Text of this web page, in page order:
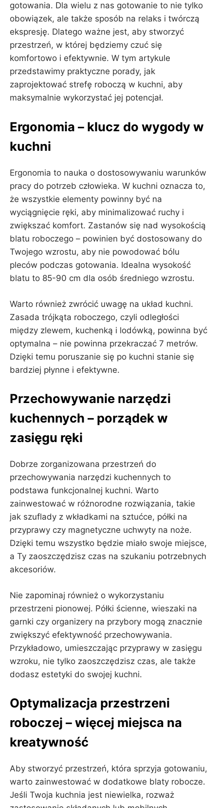
gotowania. Dla wielu z nas gotowanie to nie tylko
obowiązek, ale także sposób na relaks i twórczą
ekspresję. Dlatego ważne jest, aby stworzyć
przestrzeń, w której będziemy czuć się
komfortowo i efektywnie. W tym artykule
przedstawimy praktyczne porady, jak
zaprojektować strefę roboczą w kuchni, aby
maksymalnie wykorzystać jej potencjał.
Ergonomia – klucz do wygody w
kuchni
Ergonomia to nauka o dostosowywaniu warunków
pracy do potrzeb człowieka. W kuchni oznacza to,
że wszystkie elementy powinny być na
wyciągnięcie ręki, aby minimalizować ruchy i
zwiększać komfort. Zastanów się nad wysokością
blatu roboczego – powinien być dostosowany do
Twojego wzrostu, aby nie powodować bólu
pleców podczas gotowania. Idealna wysokość
blatu to 85-90 cm dla osób średniego wzrostu.
Warto również zwrócić uwagę na układ kuchni.
Zasada trójkąta roboczego, czyli odległości
między zlewem, kuchenką i lodówką, powinna być
optymalna – nie powinna przekraczać 7 metrów.
Dzięki temu poruszanie się po kuchni stanie się
bardziej płynne i efektywne.
Przechowywanie narzędzi
kuchennych – porządek w
zasięgu ręki
Dobrze zorganizowana przestrzeń do
przechowywania narzędzi kuchennych to
podstawa funkcjonalnej kuchni. Warto
zainwestować w różnorodne rozwiązania, takie
jak szuflady z wkładkami na sztućce, półki na
przyprawy czy magnetyczne uchwyty na noże.
Dzięki temu wszystko będzie miało swoje miejsce,
a Ty zaoszczędzisz czas na szukaniu potrzebnych
akcesoriów.
Nie zapominaj również o wykorzystaniu
przestrzeni pionowej. Półki ścienne, wieszaki na
garnki czy organizery na przybory mogą znacznie
zwiększyć efektywność przechowywania.
Przykładowo, umieszczając przyprawy w zasięgu
wzroku, nie tylko zaoszczędzisz czas, ale także
dodasz estetyki do swojej kuchni.
Optymalizacja przestrzeni
roboczej – więcej miejsca na
kreatywność
Aby stworzyć przestrzeń, która sprzyja gotowaniu,
warto zainwestować w dodatkowe blaty robocze.
Jeśli Twoja kuchnia jest niewielka, rozważ